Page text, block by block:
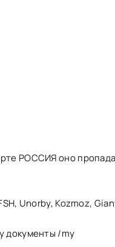
РОССИЯ оно
Unorby, Kozmoz,
документы /my